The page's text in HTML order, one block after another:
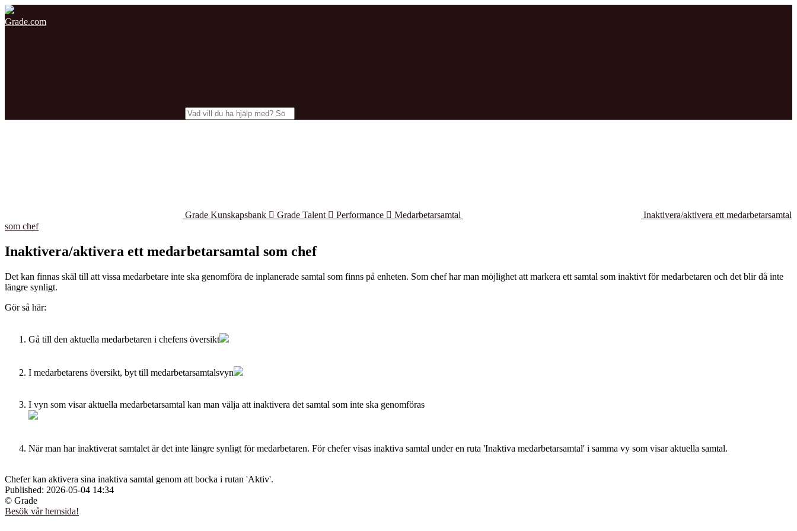
Grade.com
Grade Kunskapsbank  Grade Talent  Performance  Medarbetarsamtal
Inaktivera/aktivera ett medarbetarsamtal
som chef
Inaktivera/aktivera ett medarbetarsamtal som chef
Det kan finnas skäl till att vissa medarbetare inte ska genomföra de inplanerade samtal som finns på enheten. Som chef har man möjlighet att markera ett samtal som inaktivt för medarbetaren och det blir då inte
längre synligt.
Gör så här:
Gå till den aktuella medarbetaren i chefens översikt
I medarbetarens översikt, byt till medarbetarsamtalsvyn
I vyn som visar aktuella medarbetarsamtal kan man välja att inaktivera det samtal som inte ska genomföras
När man har inaktiverat samtalet är det inte längre synligt för medarbetaren. För chefer visas inaktiva samtal under en ruta 'Inaktiva medarbetarsamtal' i samma vy som visar aktuella samtal.
Chefer kan aktivera sina inaktiva samtal genom att bocka i rutan 'Aktiv'.
Published: 2026-05-04 14:34
© Grade
Besök vår hemsida!